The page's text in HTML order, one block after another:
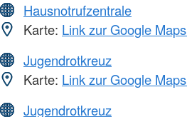
Hausnotrufzentrale
Karte: Link zur Google
Jugendrotkreuz
Karte: Link zur Google
Jugendrotkreuz